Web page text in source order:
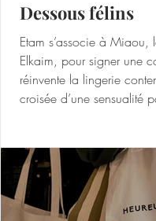
Dessous félins
Etam s’associe à Miaou,
Elkaim, pour signer une
réinvente la lingerie
croisée d’une sensualité
dans un vestiaire
coton côtelé, satin et
le contraste et sculptent
transparence et imprimé